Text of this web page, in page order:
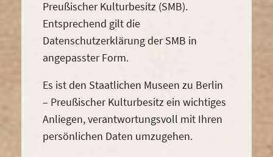
Preußischer Kulturbesitz (SMB).
Entsprechend gilt die
Datenschutzerklärung der SMB in
angepasster Form.
Es ist den Staatlichen Museen zu Berlin
– Preußischer Kulturbesitz ein wichtiges
Anliegen, verantwortungsvoll mit Ihren
persönlichen Daten umzugehen.